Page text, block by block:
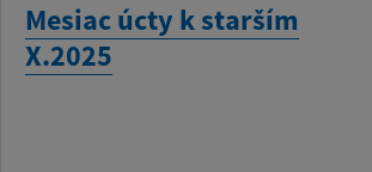
Mesiac úcty k starším
X.2025